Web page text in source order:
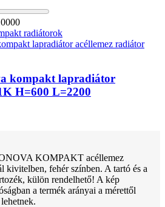
radiátorok
kompakt lapradiátor
H=600 L=2200
KOMPAKT acéllemez
kivitelben, fehér színben. A tartó és a
külön rendelhető! A kép
a termék arányai a mérettől